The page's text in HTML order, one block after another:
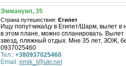
Эммануил, 35
Страна путешествия: Єгипет
Ищу попутчика/цу в Египет/Шарм, вылет в
в этом плане, можно спланировать.
звезд, пляжный отдых. Мне 35 лет, ЗОЖ,
0937025460
Тел.: +380937025460
Email: emik_t@ukr.net